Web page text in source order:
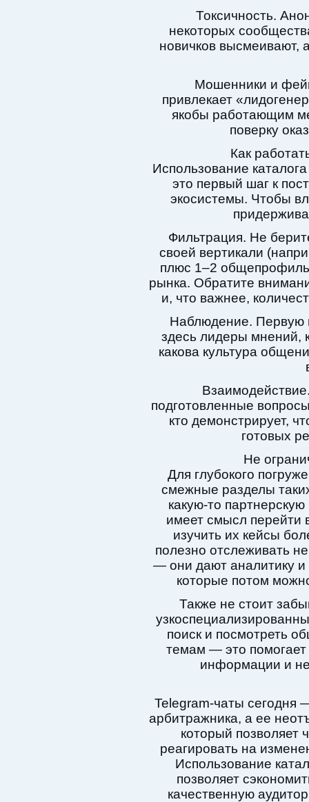
Токсичность.
некоторых
новичков высмеивают,
Мошенники и
привлекает
якобы работающим
поверку
Как
Использование
это первый шаг к
экосистемы. Чтобы
Фильтрация. Не
своей вертикали
плюс 1–2
рынка. Обратите
и, что важнее,
Наблюдение. Первую
здесь лидеры мнений,
какова культура
подготовленные
кто демонстрирует,
готовых
Не
Для глубокого
смежные разделы
какую-то
имеет смысл перейти
изучить их кейсы
полезно отслеживать
— они дают аналитику
которые потом
Также не стоит
поиск и посмотреть
темам — это
информации и
Telegram-чаты сегодня
арбитражника, а ее
который позволяет
реагировать на
Использование
позволяет
качественную